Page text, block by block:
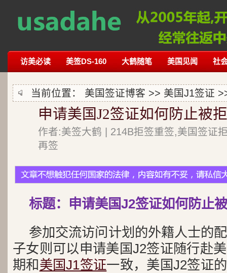
访美必读 美签DS-160 大鹤随笔 美国见闻 社
当前位置： 美国签证博客 >> 美国J1签证
申请美国J2签证如何防止被
作者:美签大鹤 | 214B拒签重签,美国签证
再签
标题：申请美国J2签证如何防止
参加交流访问计划的外籍人士的
子女则可以申请美国J2签证随行赴
期和 美国J1签证一致，美国J2签证